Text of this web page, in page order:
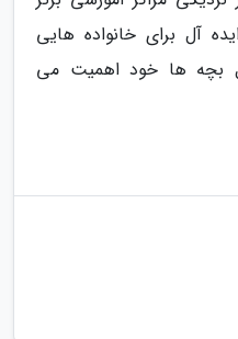
آل برای خانواده هایی
بچه ها خود اهمیت می